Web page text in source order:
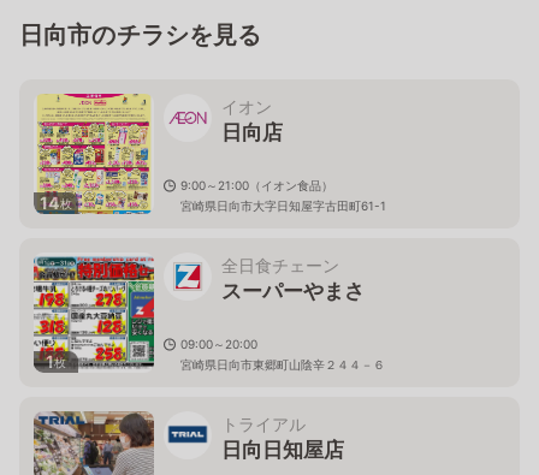
日向市のチラシを見る
14枚
イオン
日向店
9:00～21:00（イオン食品）
宮崎県日向市大字日知屋字古田町61-1
1枚
全日食チェーン
スーパーやまさ
09:00～20:00
宮崎県日向市東郷町山陰辛２４４－６
トライアル
日向日知屋店